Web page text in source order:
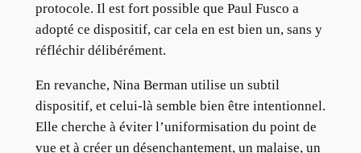
protocole. Il est fort possible que Paul Fusco a
adopté ce dispositif, car cela en est bien un, sans y
réfléchir délibérément.
En revanche, Nina Berman utilise un subtil
dispositif, et celui-là semble bien être intentionnel.
Elle cherche à éviter l’uniformisation du point de
vue et à créer un désenchantement, un malaise, un